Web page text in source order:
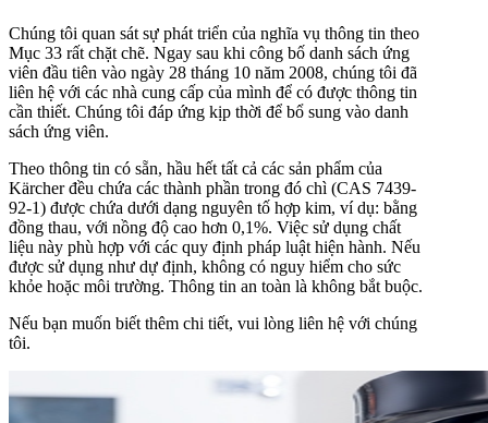
Chúng tôi quan sát sự phát triển của nghĩa vụ thông tin theo
Mục 33 rất chặt chẽ. Ngay sau khi công bố danh sách ứng
viên đầu tiên vào ngày 28 tháng 10 năm 2008, chúng tôi đã
liên hệ với các nhà cung cấp của mình để có được thông tin
cần thiết. Chúng tôi đáp ứng kịp thời để bổ sung vào danh
sách ứng viên.
Theo thông tin có sẵn, hầu hết tất cả các sản phẩm của
Kärcher đều chứa các thành phần trong đó chì (CAS 7439-
92-1) được chứa dưới dạng nguyên tố hợp kim, ví dụ: bằng
đồng thau, với nồng độ cao hơn 0,1%. Việc sử dụng chất
liệu này phù hợp với các quy định pháp luật hiện hành. Nếu
được sử dụng như dự định, không có nguy hiểm cho sức
khỏe hoặc môi trường. Thông tin an toàn là không bắt buộc.
Nếu bạn muốn biết thêm chi tiết, vui lòng liên hệ với chúng
tôi.